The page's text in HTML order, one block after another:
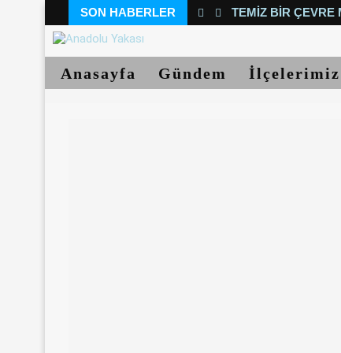
SON HABERLER TEMIZ BIR ÇEVRE
Anasayfa Gündem İlçelerimiz